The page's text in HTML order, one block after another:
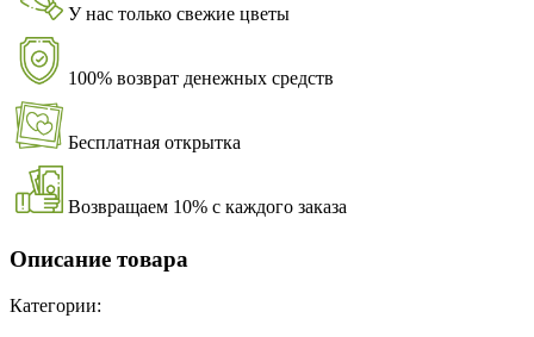
У нас только свежие цветы
100% возврат денежных средств
Бесплатная открытка
Возвращаем 10% с каждого заказа
Описание товара
Категории: